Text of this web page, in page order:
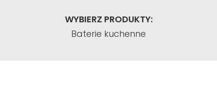
WYBIERZ PRODUKTY:
Baterie kuchenne